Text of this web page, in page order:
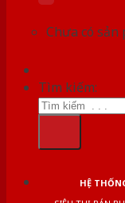
Chưa có
Tìm kiếm:
HỆ